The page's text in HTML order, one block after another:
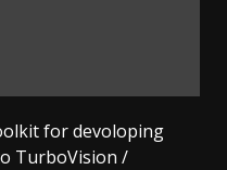
for devoloping
TurboVision /